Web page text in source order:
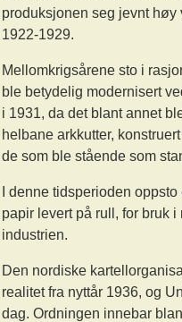
produksjonen seg jevnt
1922-1929.
Mellomkrigsårene sto i
ble betydelig modernisert
i 1931, da det blant annet
helbane arkkutter,
de som ble stående som
I denne tidsperioden
papir levert på rull, for bruk
industrien.
Den nordiske
realitet fra nyttår 1936, og
dag. Ordningen innebar